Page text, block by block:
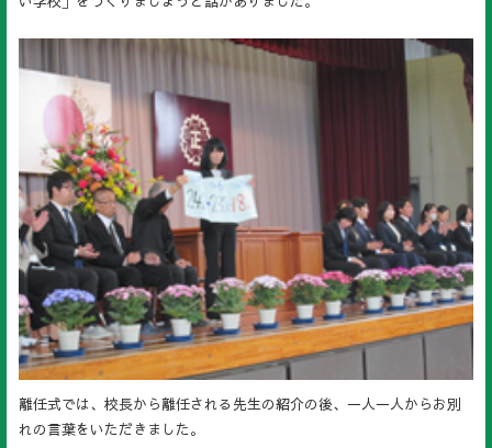
離任式では、校長から離任される先生の紹介の後、一人一人からお別
れの言葉をいただきました。